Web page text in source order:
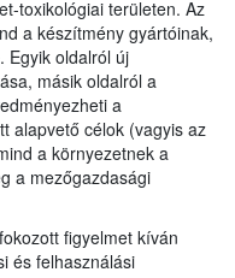
toxikológiai területen. Az
a készítmény gyártóinak,
Egyik oldalról új
másik oldalról a
a
alapvető célok (vagyis az
a környezetnek a
a mezőgazdasági
figyelmet kíván
és felhasználási